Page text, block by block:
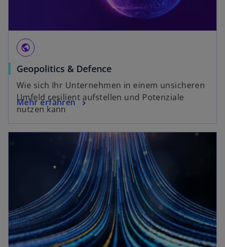
public
Geopolitics & Defence
Wie sich Ihr Unternehmen in einem unsicheren
Umfeld resilient aufstellen und Potenziale
nutzen kann
Mehr erfahren